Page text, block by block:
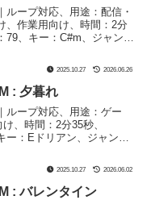
ループ対応、用途：配信・
、作業用向け、時間：2分
79、キー：C#m、ジャン
の夜をピアノで表現しまし
BGMやVlog、ドライブ、神
ぴったり！
2025.10.27 2026.06.26
: 夕暮れ
ループ対応、用途：ゲー
、時間：2分35秒、
ー：Eドリアン、ジャン
ょっと切なくてほんのりし
ジー系BGMです！RPGツク
況で回想シーンなどに流
2025.10.27 2026.06.02
: バレンタイン